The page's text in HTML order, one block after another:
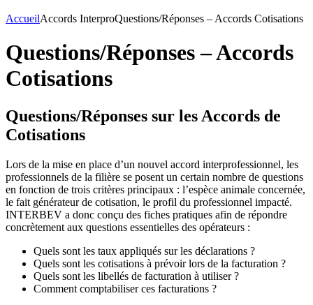
AccueilAccords InterproQuestions/Réponses – Accords Cotisations
Questions/Réponses – Accords
Cotisations
Questions/Réponses sur les Accords de
Cotisations
Lors de la mise en place d’un nouvel accord interprofessionnel, les
professionnels de la filière se posent un certain nombre de questions
en fonction de trois critères principaux : l’espèce animale concernée,
le fait générateur de cotisation, le profil du professionnel impacté.
INTERBEV a donc conçu des fiches pratiques afin de répondre
concrètement aux questions essentielles des opérateurs :
Quels sont les taux appliqués sur les déclarations ?
Quels sont les cotisations à prévoir lors de la facturation ?
Quels sont les libellés de facturation à utiliser ?
Comment comptabiliser ces facturations ?